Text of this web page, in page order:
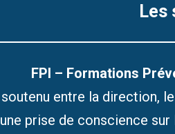
Les
FPI – Formations
soutenu entre la direction,
une prise de conscience